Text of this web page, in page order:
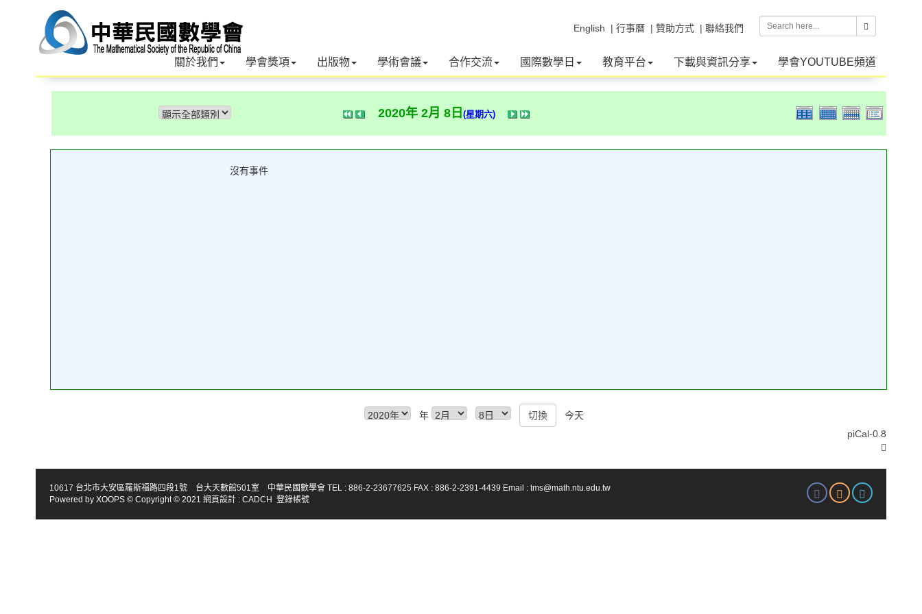
| 聯絡我們
| 贊助方式
| 行事曆
English
關於我們 學會獎項 出版物 學術會議 合作交流 國際數學日 教育平台 下載與資訊分享 學會YOUTUBE頻道
2020年 2月 8日 (星期六)
沒有事件
年
今天
piCal-0.8
10617 台北市大安區羅斯福路四段1號 台大天數館501室 中華民國數學會 TEL : 886-2-23677625 FAX : 886-2-2391-4439 Email : tms@math.ntu.edu.tw
Powered by XOOPS © Copyright © 2021 網頁設計 : CADCH 登錄帳號